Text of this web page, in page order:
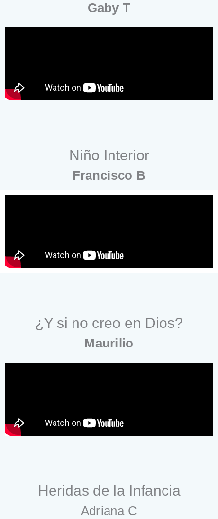
Gaby T
Niño Interior
Francisco B
¿Y si no creo en Dios?
Maurilio
Heridas de la Infancia
Adriana C